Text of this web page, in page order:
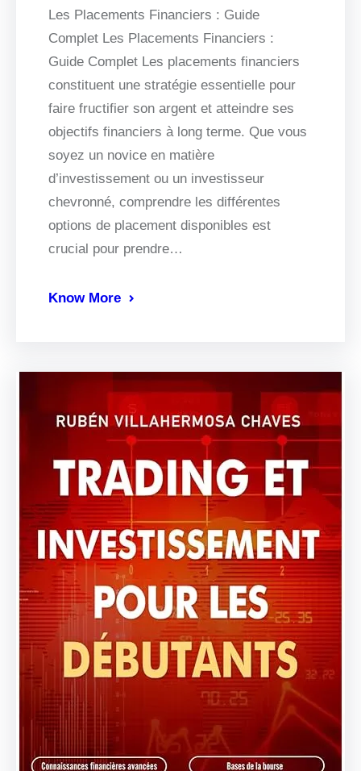
Les Placements Financiers : Guide
Complet Les Placements Financiers :
Guide Complet Les placements financiers
constituent une stratégie essentielle pour
faire fructifier son argent et atteindre ses
objectifs financiers à long terme. Que vous
soyez un novice en matière
d’investissement ou un investisseur
chevronné, comprendre les différentes
options de placement disponibles est
crucial pour prendre…
Know More